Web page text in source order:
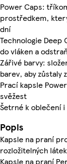
Power Caps:
prostředkem,
dní
Technologie
do vláken a
Zářivé barvy:
barev, aby zůstaly
Prací kapsle
svěžest
Šetrné k oblečení
Popis
Kapsle na praní
rozložitelných
Kapsle na praní